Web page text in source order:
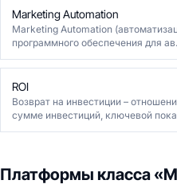
Marketing Automation
Marketing Automation
программного обеспечения для
ROI
Возврат на инвестиции –
сумме инвестиций, ключевой
Платформы класса